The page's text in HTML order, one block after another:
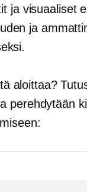
ja visuaaliset
ja
aloittaa?
perehdytään